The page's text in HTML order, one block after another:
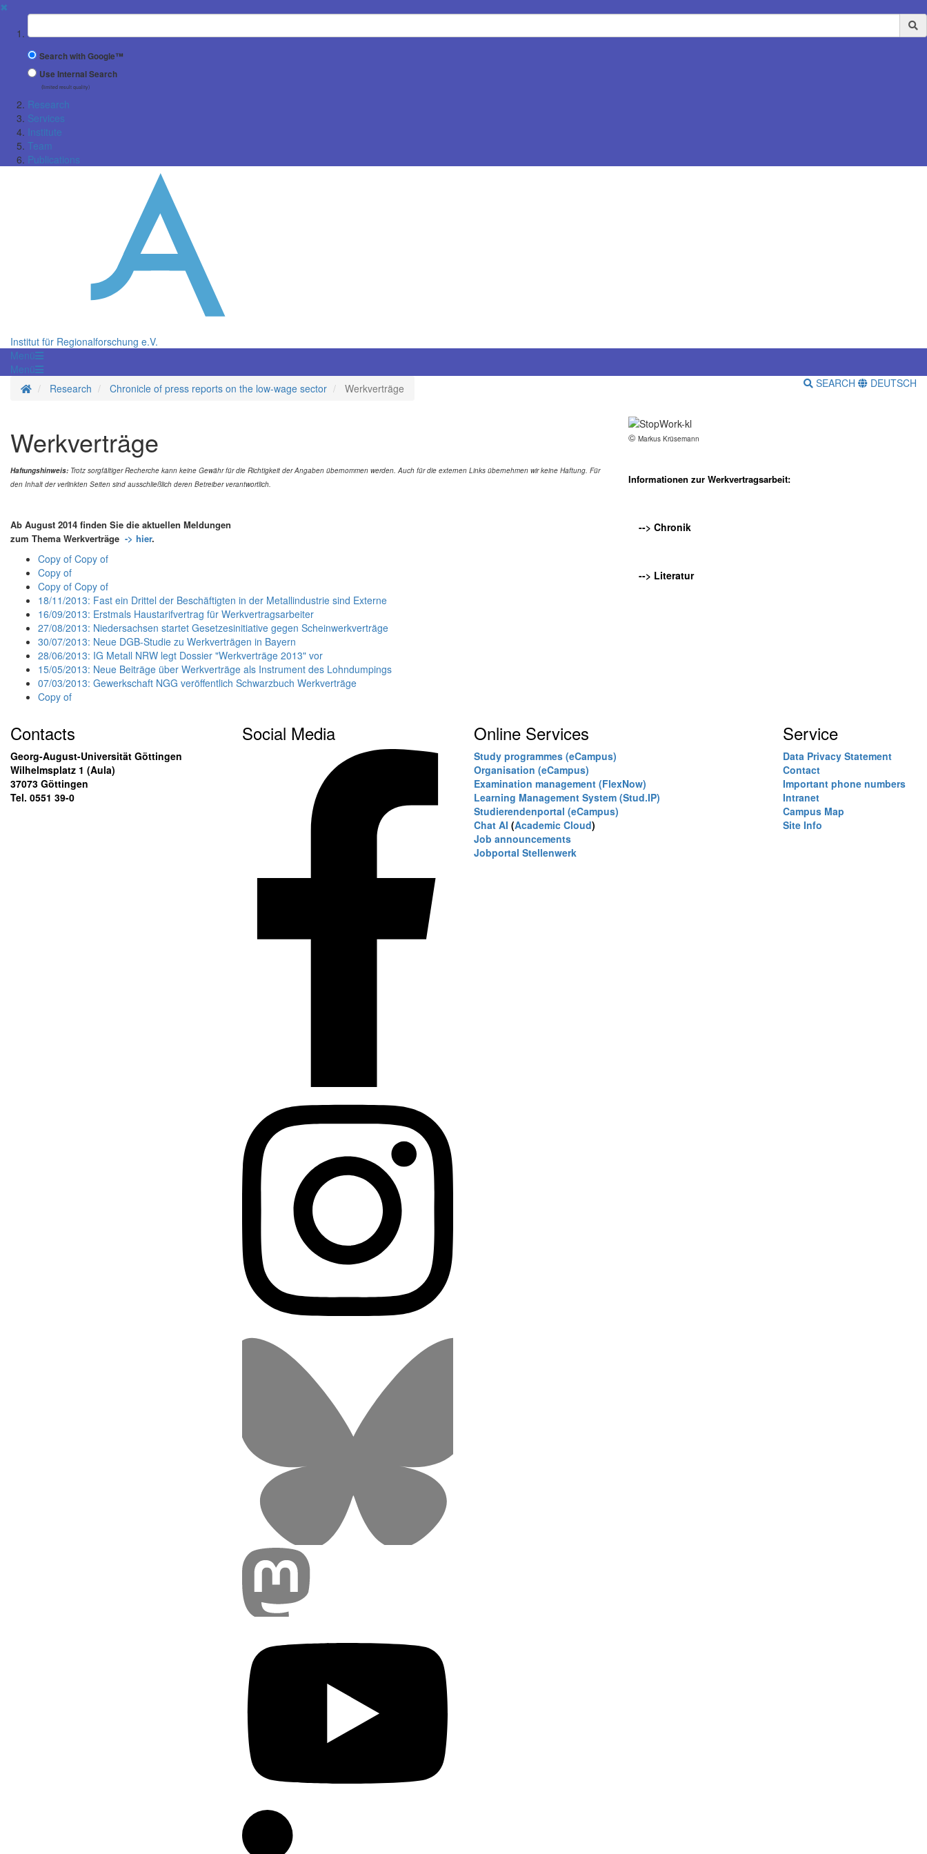
✖
Suchbegriff
Search with Google™
Use Internal Search
(limited result quality)
Research
Services
Institute
Team
Publications
Institut für Regionalforschung e.V.
Menü
Menü
Homepage
Research Chronicle of press reports on the low-wage sector Werkverträge SEARCH DEUTSCH
Werkverträge
Haftungshinweis: Trotz sorgfältiger Recherche kann keine Gewähr für die Richtigkeit der Angaben übernommen werden. Auch für die externen Links übernehmen wir keine Haftung. Für
den Inhalt der verlinkten Seiten sind ausschließlich deren Betreiber verantwortlich.
Ab August 2014 finden Sie die aktuellen Meldungen
zum Thema Werkverträge -> hier.
Copy of Copy of
Copy of
Copy of Copy of
18/11/2013: Fast ein Drittel der Beschäftigten in der Metallindustrie sind Externe
16/09/2013: Erstmals Haustarifvertrag für Werkvertragsarbeiter
27/08/2013: Niedersachsen startet Gesetzesinitiative gegen Scheinwerkverträge
30/07/2013: Neue DGB-Studie zu Werkverträgen in Bayern
28/06/2013: IG Metall NRW legt Dossier "Werkverträge 2013" vor
15/05/2013: Neue Beiträge über Werkverträge als Instrument des Lohndumpings
07/03/2013: Gewerkschaft NGG veröffentlich Schwarzbuch Werkverträge
Copy of
© Markus Krüsemann
Informationen zur Werkvertragsarbeit:
--> Chronik
--> Literatur
Contacts
Georg-August-Universität Göttingen
Wilhelmsplatz 1 (Aula)
37073 Göttingen
Tel. 0551 39-0
Social Media Online Services
Study programmes (eCampus)
Organisation (eCampus)
Examination management (FlexNow)
Learning Management System (Stud.IP)
Studierendenportal (eCampus)
Chat AI (Academic Cloud)
Job announcements
Jobportal Stellenwerk
Service
Data Privacy Statement
Contact
Important phone numbers
Intranet
Campus Map
Site Info